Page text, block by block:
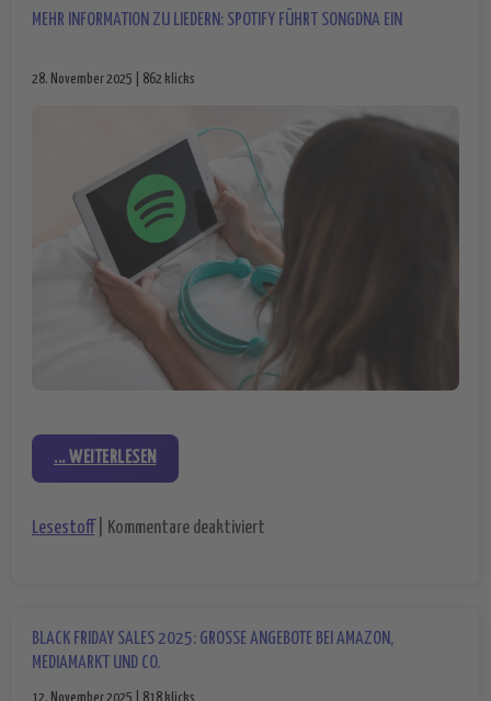
MEHR INFORMATION ZU LIEDERN: SPOTIFY FÜHRT SONGDNA EIN
28. November 2025 | 862 klicks
... WEITERLESEN
Lesestoff Kommentare deaktiviert
BLACK FRIDAY SALES 2025: GROSSE ANGEBOTE BEI AMAZON, M
EDIAMARKT UND CO.
12. November 2025 | 818 klicks